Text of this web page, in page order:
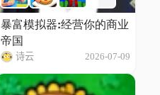
暴富模拟器:经营你的商业
帝国
诗云 2026-07-09